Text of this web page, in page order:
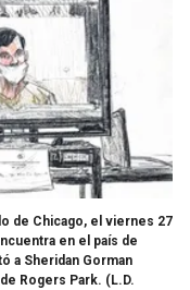
de Chicago, el viernes 27
en el país de
a Sheridan Gorman
Rogers Park. (L.D.